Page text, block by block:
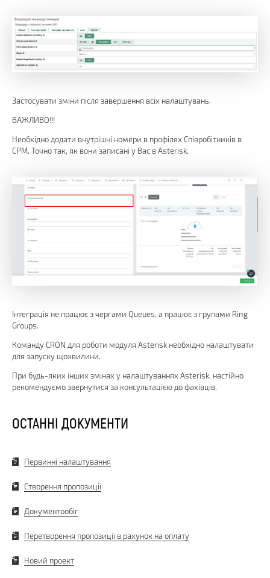
Застосувати зміни після завершення всіх налаштувань.
ВАЖЛИВО!!!
Необхідно додати внутрішні номери в профілях Співробітників в
СРМ. Точно так, як вони записані у Вас в Asterisk.
Інтеграція не працює з чергами Queues, а працює з групами Ring
Groups.
Команду CRON для роботи модуля Asterisk необхідно налаштувати
для запуску щохвилини.
При будь-яких інших змінах у налаштуваннях Asterisk, настійно
рекомендуємо звернутися за консультацією до фахівців.
ОСТАННІ ДОКУМЕНТИ
Первинні налаштування
Створення пропозиції
Документообіг
Перетворення пропозиції в рахунок на оплату
Новий проект